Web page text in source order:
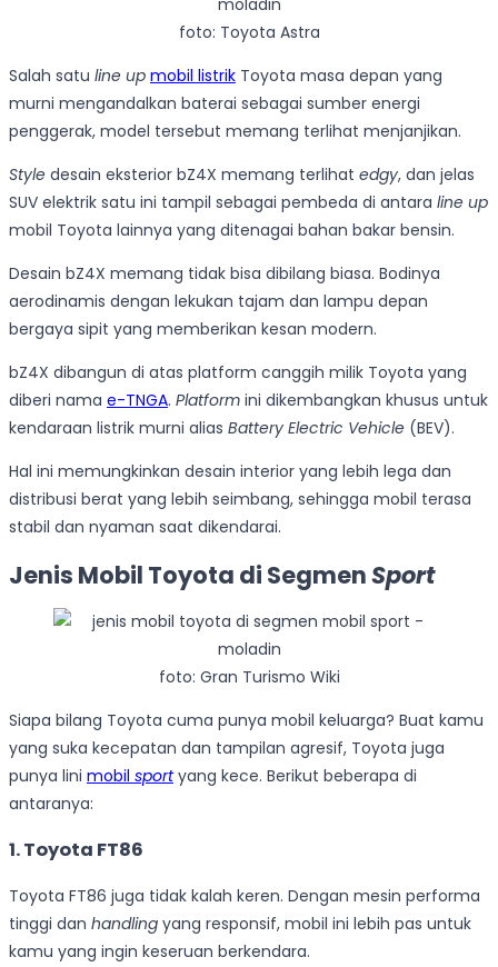
foto: Toyota Astra
Salah satu line up mobil listrik Toyota masa depan yang
murni mengandalkan baterai sebagai sumber energi
penggerak, model tersebut memang terlihat menjanjikan.
Style desain eksterior bZ4X memang terlihat edgy, dan jelas
SUV elektrik satu ini tampil sebagai pembeda di antara line up
mobil Toyota lainnya yang ditenagai bahan bakar bensin.
Desain bZ4X memang tidak bisa dibilang biasa. Bodinya
aerodinamis dengan lekukan tajam dan lampu depan
bergaya sipit yang memberikan kesan modern.
bZ4X dibangun di atas platform canggih milik Toyota yang
diberi nama e-TNGA. Platform ini dikembangkan khusus untuk
kendaraan listrik murni alias Battery Electric Vehicle (BEV).
Hal ini memungkinkan desain interior yang lebih lega dan
distribusi berat yang lebih seimbang, sehingga mobil terasa
stabil dan nyaman saat dikendarai.
Jenis Mobil Toyota di SegmenSport
foto: Gran Turismo Wiki
Siapa bilang Toyota cuma punya mobil keluarga? Buat kamu
yang suka kecepatan dan tampilan agresif, Toyota juga
punya lini mobil sportyang kece. Berikut beberapa di
antaranya:
1. Toyota FT86
Toyota FT86 juga tidak kalah keren. Dengan mesin performa
tinggi dan handling yang responsif, mobil ini lebih pas untuk
kamu yang ingin keseruan berkendara.